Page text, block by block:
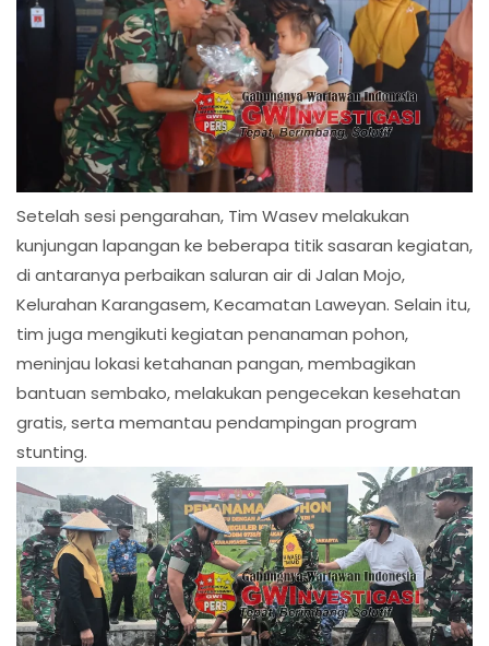
Setelah sesi pengarahan, Tim Wasev melakukan
kunjungan lapangan ke beberapa titik sasaran kegiatan,
di antaranya perbaikan saluran air di Jalan Mojo,
Kelurahan Karangasem, Kecamatan Laweyan. Selain itu,
tim juga mengikuti kegiatan penanaman pohon,
meninjau lokasi ketahanan pangan, membagikan
bantuan sembako, melakukan pengecekan kesehatan
gratis, serta memantau pendampingan program
stunting.